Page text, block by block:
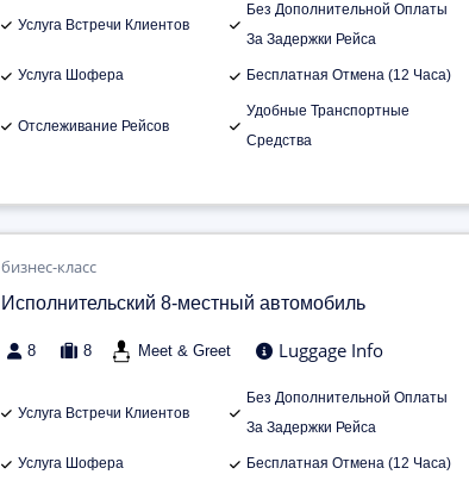
Услуга Встречи Клиентов
Без Дополнительной Оплаты
За Задержки Рейса
Услуга Шофера Бесплатная Отмена (12 Часа)
Отслеживание Рейсов
Удобные Транспортные
Средства
бизнес-класс
Исполнительский 8-местный автомобиль
8 8 Meet & Greet Luggage Info
Услуга Встречи Клиентов
Без Дополнительной Оплаты
За Задержки Рейса
Услуга Шофера Бесплатная Отмена (12 Часа)